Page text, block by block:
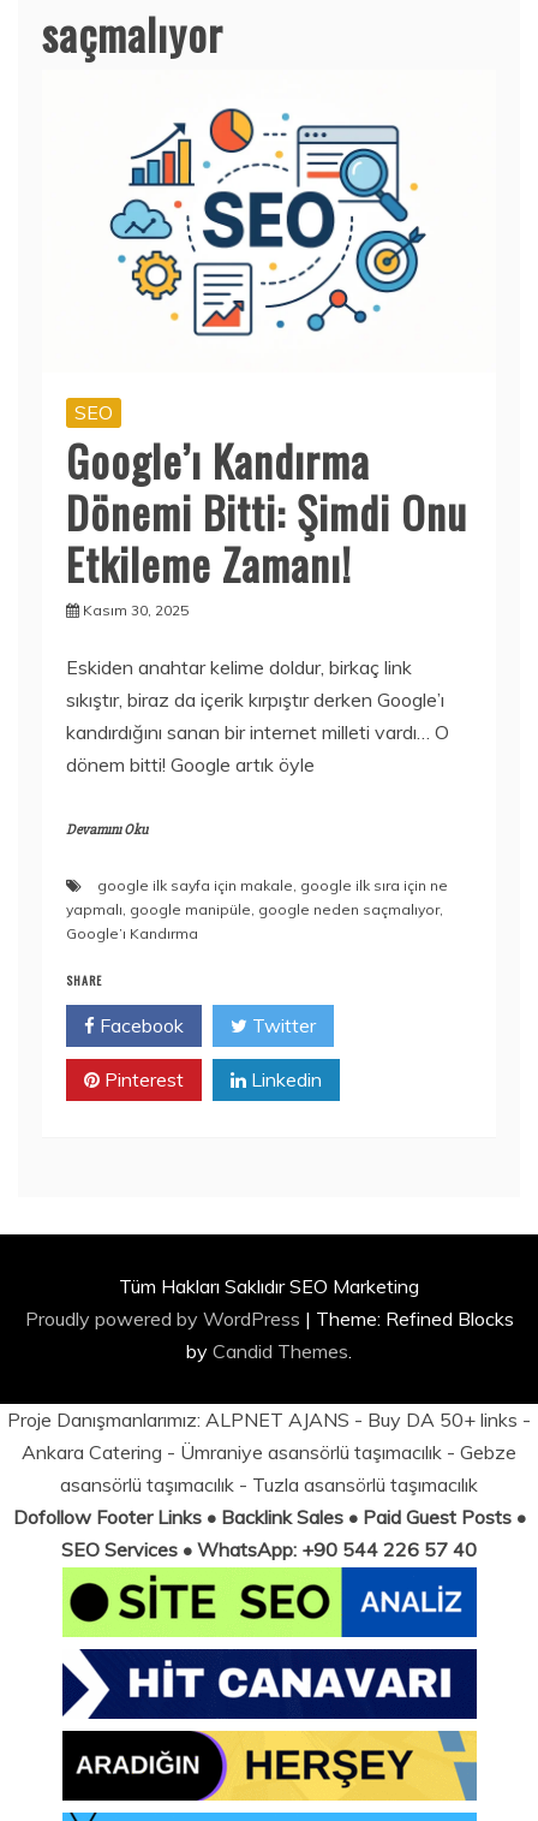
saçmalıyor
SEO
Google’ı Kandırma
Dönemi Bitti: Şimdi Onu
Etkileme Zamanı!
Kasım 30, 2025
Eskiden anahtar kelime doldur, birkaç link
sıkıştır, biraz da içerik kırpıştır derken Google’ı
kandırdığını sanan bir internet milleti vardı… O
dönem bitti! Google artık öyle
Devamını Oku
google ilk sayfa için makale, google ilk sıra için ne
yapmalı, google manipüle, google neden saçmalıyor,
Google’ı Kandırma
SHARE
Facebook Twitter
Pinterest Linkedin
Tüm Hakları Saklıdır SEO Marketing
Proudly powered by WordPress | Theme: Refined Blocks
by Candid Themes.
Proje Danışmanlarımız: ALPNET AJANS - Buy DA 50+ links -
Ankara Catering - Ümraniye asansörlü taşımacılık - Gebze
asansörlü taşımacılık - Tuzla asansörlü taşımacılık
Dofollow Footer Links • Backlink Sales • Paid Guest Posts •
SEO Services • WhatsApp: +90 544 226 57 40